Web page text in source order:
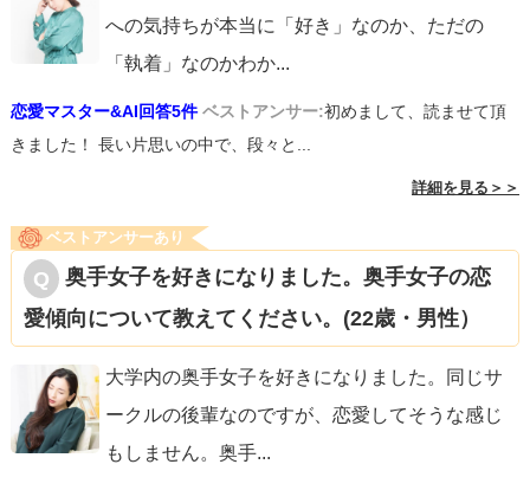
への気持ちが本当に「好き」なのか、ただの
「執着」なのかわか...
恋愛マスター&AI回答5件 ベストアンサー:初めまして、読ませて頂
きました！ 長い片思いの中で、段々と...
詳細を見る＞＞
ベストアンサーあり
奥手女子を好きになりました。奥手女子の恋
愛傾向について教えてください。(22歳・男性）
大学内の奥手女子を好きになりました。同じサ
ークルの後輩なのですが、恋愛してそうな感じ
もしません。奥手...